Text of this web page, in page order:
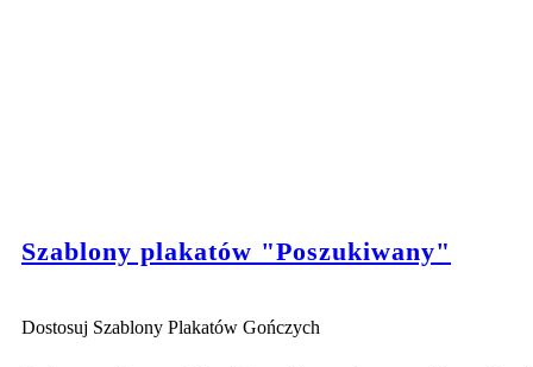
Szablony plakatów "Poszukiwany"
Dostosuj Szablony Plakatów Gończych